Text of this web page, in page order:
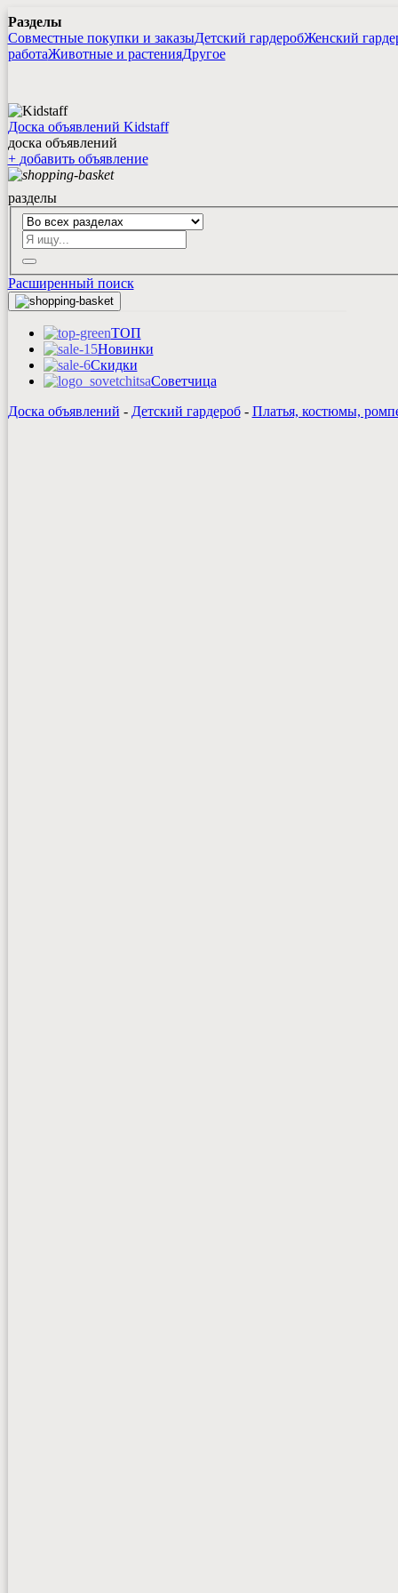
Разделы
Совместные покупки и заказыДетский гардеробЖенский
работаЖивотные и растенияДругое
Доска объявлений Kidstaff
доска объявлений
+ добавитьобъявление
разделы
Расширенный поиск
ТОП
Новинки
Скидки
Советчица
Доска объявлений - Детский гардероб- Платья, костюмы,